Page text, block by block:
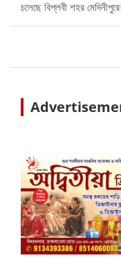
চলেছে বিপ্লবী শহর